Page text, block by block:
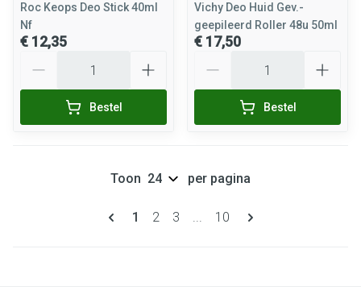
Roc Keops Deo Stick 40ml
Nf
€ 12,35
Bestel
Vichy Deo Huid Gev.-
geepileerd Roller 48u 50ml
€ 17,50
Bestel
Pagina's
U lees momenteel pagina
1 Pagina
2 Pagina
3 ... Pagina
10
Toon per pagina